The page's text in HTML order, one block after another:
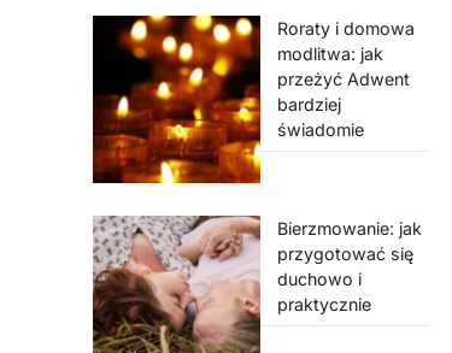
Roraty i domowa
modlitwa: jak
przeżyć Adwent
bardziej
świadomie
Bierzmowanie: jak
przygotować się
duchowo i
praktycznie